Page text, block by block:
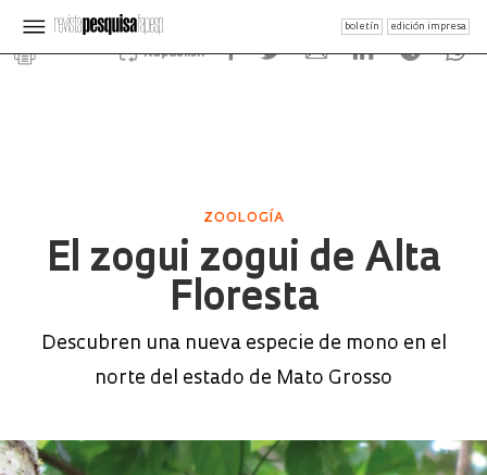
boletín edición impresa
Republish
ZOOLOGÍA
El zogui zogui de Alta
Floresta
Descubren una nueva especie de mono en el
norte del estado de Mato Grosso